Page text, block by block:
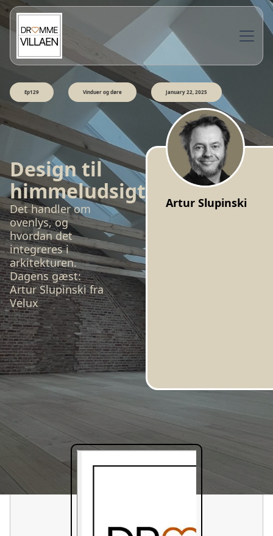
Ep129 Vinduer og døre January 22, 2025
Design til
himmeludsigt
Det handler om
ovenlys, og
hvordan det
integreres i
arkitekturen.
Dagens gæst:
Artur Slupinski fra
Velux
Artur Slupinski